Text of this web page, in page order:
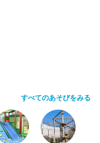
すべてのあそびをみる